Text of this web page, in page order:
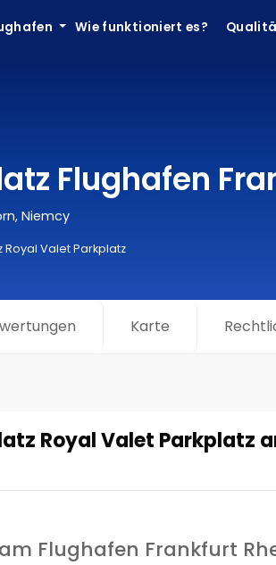
Wie funktioniert es?
Flughafen
Niemcy
Royal Valet Parkplatz
Karte
Royal Valet Parkplatz
Flughafen Frankfurt